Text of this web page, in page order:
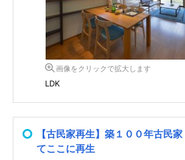
画像をクリックで拡大します
LDK
【古民家再生】築１００年古民
てここに再生